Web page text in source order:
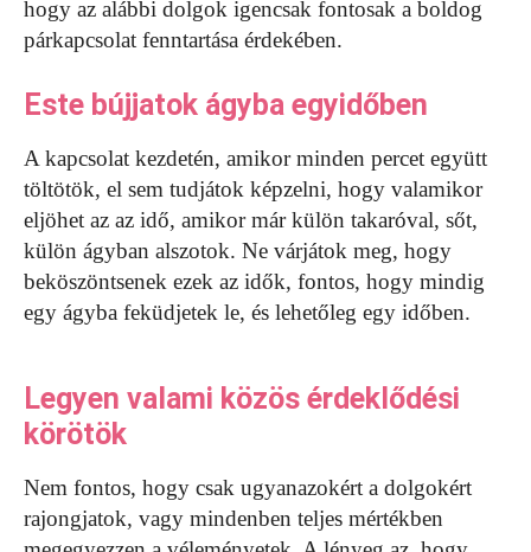
hogy az alábbi dolgok igencsak fontosak a boldog
párkapcsolat fenntartása érdekében.
Este bújjatok ágyba egyidőben
A kapcsolat kezdetén, amikor minden percet együtt
töltötök, el sem tudjátok képzelni, hogy valamikor
eljöhet az az idő, amikor már külön takaróval, sőt,
külön ágyban alszotok. Ne várjátok meg, hogy
beköszöntsenek ezek az idők, fontos, hogy mindig
egy ágyba feküdjetek le, és lehetőleg egy időben.
Legyen valami közös érdeklődési
körötök
Nem fontos, hogy csak ugyanazokért a dolgokért
rajongjatok, vagy mindenben teljes mértékben